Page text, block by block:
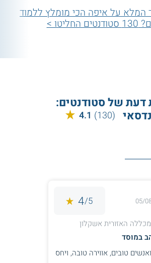
המלא על איפה הכי מומלץ ללמוד
>
דעת של סטודנטים:
(130)
4.1
05/
5/
4
האזורית אשקלון
במוסד
טובים, אווירה טובה, ויחס